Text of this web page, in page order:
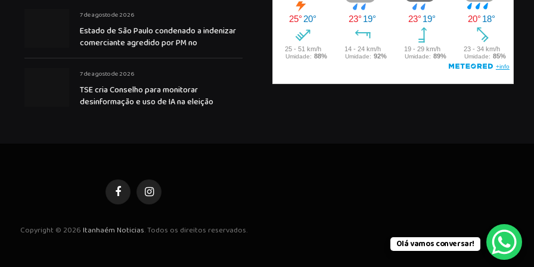
7 de agosto de 2026
Estado de São Paulo condenado a indenizar
comerciante agredido por PM no
7 de agosto de 2026
TSE cria Conselho para monitorar
desinformação e uso de IA na eleição
FacebookInstagram
Copyright © 2026Itanhaém Noticias. Todos os direitos reservados.
Olá vamos conversar!